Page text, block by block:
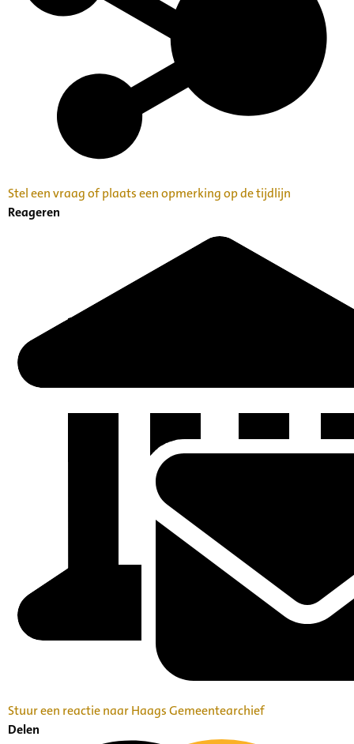
Stel een vraag of plaats een opmerking op de tijdlijn
Reageren
Stuur een reactie naar Haags Gemeentearchief
Delen